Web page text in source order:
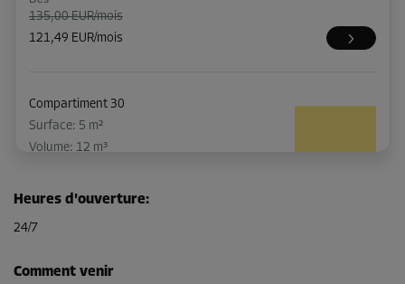
135,00 EUR/mois
121,49 EUR/mois
Compartiment 30
Surface: 5 m²
Volume: 12 m³
-15%
120,00 EUR/mois
Heures d'ouverture:
24/7
Comment venir